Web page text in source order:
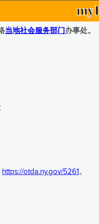
当地社会服务部门办事处。
https://otda.ny.gov/5261 。